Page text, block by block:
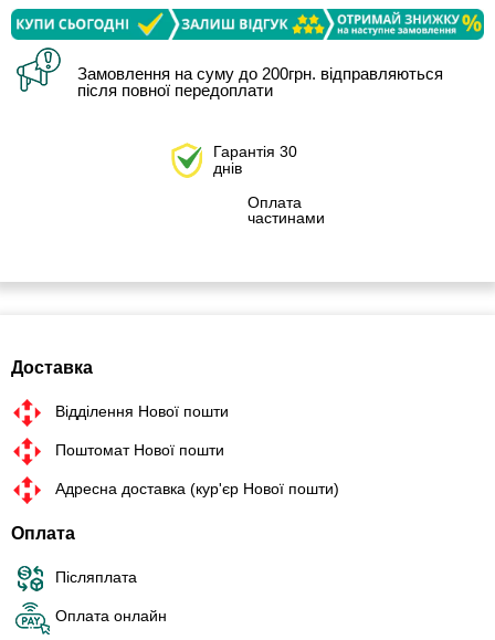
Замовлення на суму до 200грн. відправляються
після повної передоплати
Гарантія 30
днів
Оплата
частинами
Доставка
Відділення Нової пошти
Поштомат Нової пошти
Адресна доставка (кур'єр Нової пошти)
Оплата
Післяплата
Оплата онлайн